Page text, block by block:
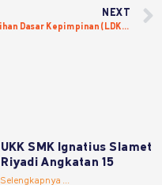
NEXT
Latihan Dasar Kepimpinan (LDK) – Sekolah Desain Grafis Solo
UKK SMK Ignatius Slamet
Riyadi Angkatan 15
Selengkapnya ...